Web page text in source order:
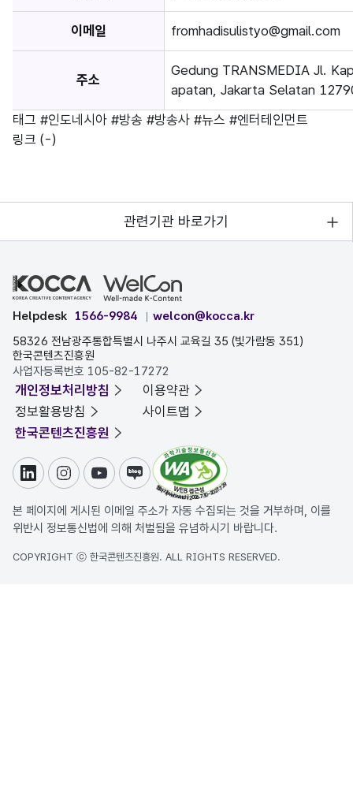
이메일 fromhadisulistyo@gmail.com
주소
Gedung TRANSMEDIA Jl.
apatan, Jakarta Selatan
태그 #인도네시아 #방송 #방송사 #뉴스 #엔터테인먼트
링크 (-)
관련기관 바로가기
Helpdesk 1566-9984
welcon@kocca.kr
58326 전남광주통합특별시 나주시 교육길 35 (빛가람동 351)
한국콘텐츠진흥원
사업자등록번호 105-82-17272
개인정보처리방침
이용약관
정보활용방침
사이트맵
한국콘텐츠진흥원
링크드인인스타그램
유튜브블로그
본 페이지에 게시된 이메일 주소가 자동 수집되는 것을 거부하며, 이를
위반시 정보통신법에 의해 처벌됨을 유념하시기 바랍니다.
COPYRIGHT ⓒ 한국콘텐츠진흥원. ALL RIGHTS RESERVED.